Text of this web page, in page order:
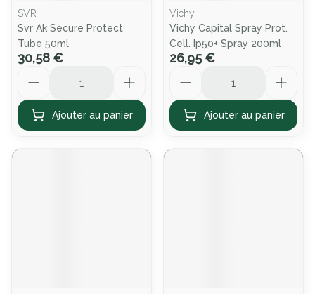
SVR
Svr Ak Secure Protect
Tube 50ml
30,58 €
Ajouter au panier
Vichy
Vichy Capital Spray Prot.
Cell. Ip50+ Spray 200ml
26,95 €
Ajouter au panier